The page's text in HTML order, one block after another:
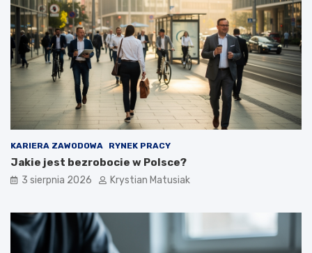
KARIERA ZAWODOWA RYNEK PRACY
Jakie jest bezrobocie w Polsce?
3 sierpnia 2026 Krystian Matusiak